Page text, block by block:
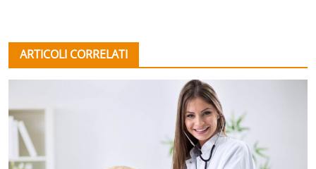
ARTICOLI CORRELATI